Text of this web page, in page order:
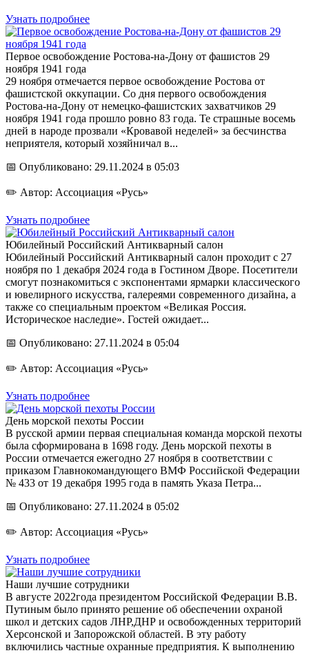
Узнать подробнее
Первое освобождение Ростова-на-Дону от фашистов 29
ноября 1941 года
29 ноября отмечается первое освобождение Ростова от
фашистской оккупации. Со дня первого освобождения
Ростова-на-Дону от немецко-фашистских захватчиков 29
ноября 1941 года прошло ровно 83 года. Те страшные восемь
дней в народе прозвали «Кровавой неделей» за бесчинства
неприятеля, который хозяйничал в...
📅 Опубликовано: 29.11.2024 в 05:03
✏️ Автор: Ассоциация «Русь»
Узнать подробнее
Юбилейный Российский Антикварный салон
Юбилейный Российский Антикварный салон проходит с 27
ноября по 1 декабря 2024 года в Гостином Дворе. Посетители
смогут познакомиться с экспонентами ярмарки классического
и ювелирного искусства, галереями современного дизайна, а
также со специальным проектом «Великая Россия.
Историческое наследие». Гостей ожидает...
📅 Опубликовано: 27.11.2024 в 05:04
✏️ Автор: Ассоциация «Русь»
Узнать подробнее
День морской пехоты России
В русской армии первая специальная команда морской пехоты
была сформирована в 1698 году. День морской пехоты в
России отмечается ежегодно 27 ноября в соответствии с
приказом Главнокомандующего ВМФ Российской Федерации
№ 433 от 19 декабря 1995 года в память Указа Петра...
📅 Опубликовано: 27.11.2024 в 05:02
✏️ Автор: Ассоциация «Русь»
Узнать подробнее
Наши лучшие сотрудники
В августе 2022года президентом Российской Федерации В.В.
Путиным было принято решение об обеспечении охраной
школ и детских садов ЛНР,ДНР и освобожденных территорий
Херсонской и Запорожской областей. В эту работу
включились частные охранные предприятия. К выполнению